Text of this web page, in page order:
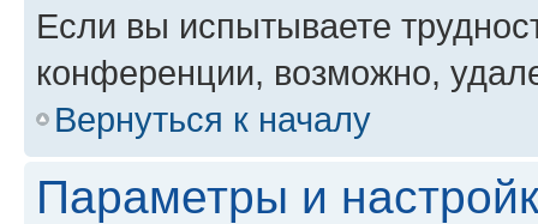
Если вы испытываете
конференции, возможно,
Вернуться к началу
Параметры и